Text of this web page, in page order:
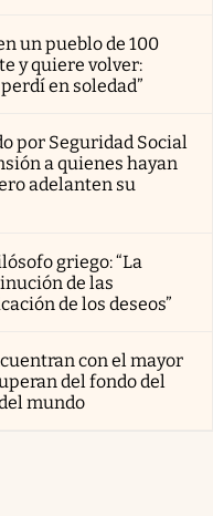
un pueblo de 100
y quiere volver:
en soledad”
por Seguridad Social
a quienes hayan
adelanten su
griego: “La
de las
de los deseos”
con el mayor
del fondo del
mundo